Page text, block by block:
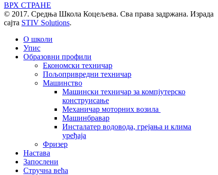
ВРХ СТРАНЕ
© 2017. Средња Школа Коцељева. Сва права задржана. Израда
сајта STIV Solutions.
О школи
Упис
Образовни профили
Економски техничар
Пољопривредни техничар
Машинство
Машински техничар за компјутерско
конструисање
Механичар моторних возила
Машинбравар
Инсталатер водовода, грејања и клима
уређаја
Фризер
Настава
Запослени
Стручна већа